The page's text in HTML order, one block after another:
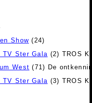
Show (24)
TV Ster Gala (2) TROS
West (71) De
TV Ster Gala (3) TROS